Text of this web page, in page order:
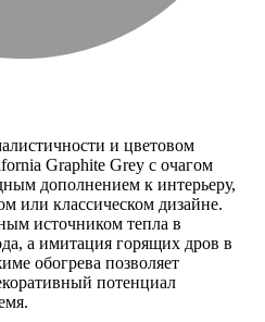
и цветовом
Graphite Grey с очагом
дополнением к интерьеру,
или классическом дизайне.
источником тепла в
а имитация горящих дров в
обогрева позволяет
потенциал